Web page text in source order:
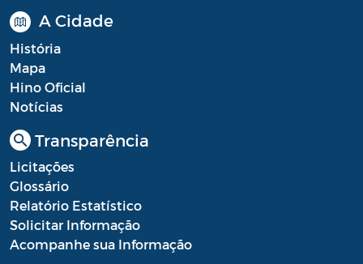
Pronunciamento do Dirigente
Recursos Transferidos ao Município para
Relação dos Fiscais de Contrato
Resolução Sobre o Coronavírus COVID-19
Portaria PROGE
Resoluções
A Cidade
História
Mapa
Hino Oficial
Notícias
Transparência
Licitações
Glossário
Relatório Estatístico
Solicitar Informação
Acompanhe sua Informação